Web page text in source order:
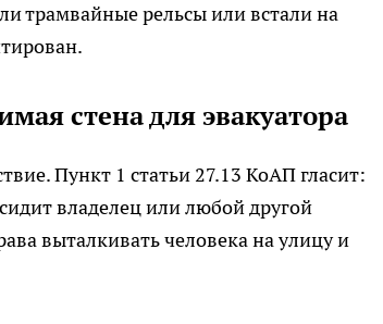
трамвайные рельсы или встали на
стена для эвакуатора
Пункт 1 статьи 27.13 КоАП гласит:
владелец или любой другой
выталкивать человека на улицу и